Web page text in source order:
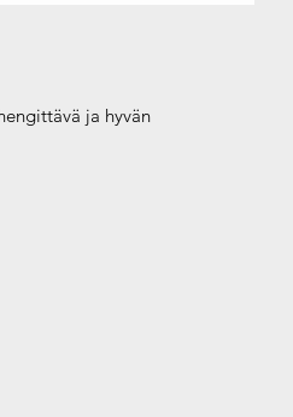
ja hyvän